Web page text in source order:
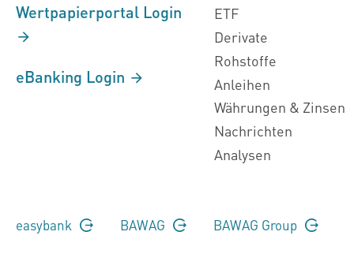
Wertpapierportal Login
eBanking Login
ETF
Derivate
Rohstoffe
Anleihen
Währungen & Zinsen
Nachrichten
Analysen
easybank BAWAG BAWAG Group